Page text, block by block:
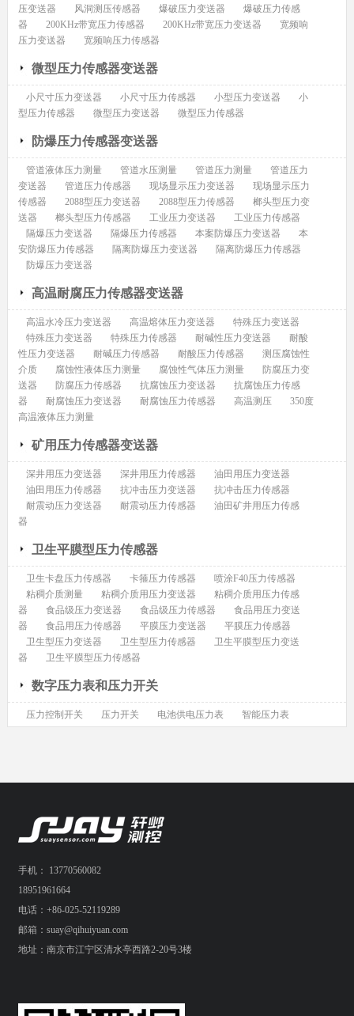
压变送器
风洞测压传感器 爆破压力变送器
爆破压力传感
器
200KHz带宽压力传感器 200KHz带宽压力变送器
宽频响
压力变送器
宽频响压力传感器
微型压力传感器变送器
小尺寸压力变送器 小尺寸压力传感器 小型压力变送器
小
型压力传感器
微型压力变送器 微型压力传感器
防爆压力传感器变送器
管道液体压力测量 管道水压测量 管道压力测量
管道压力
变送器
管道压力传感器 现场显示压力变送器
现场显示压力
传感器
2088型压力变送器 2088型压力传感器
榔头型压力变
送器
榔头型压力传感器 工业压力变送器
工业压力传感器
隔爆压力变送器
隔爆压力传感器 本案防爆压力变送器
本
安防爆压力传感器
隔离防爆压力变送器
隔离防爆压力传感器
防爆压力变送器
高温耐腐压力传感器变送器
高温水冷压力变送器 高温熔体压力变送器
特殊压力变送器
特殊压力变送器
特殊压力传感器 耐碱性压力变送器
耐酸
性压力变送器
耐碱压力传感器 耐酸压力传感器
测压腐蚀性
介质
腐蚀性液体压力测量 腐蚀性气体压力测量
防腐压力变
送器
防腐压力传感器 抗腐蚀压力变送器
抗腐蚀压力传感
器
耐腐蚀压力变送器 耐腐蚀压力传感器 高温测压
350度
高温液体压力测量
矿用压力传感器变送器
深井用压力变送器 深井用压力传感器
油田用压力变送器
油田用压力传感器
抗冲击压力变送器
抗冲击压力传感器
耐震动压力变送器
耐震动压力传感器
油田矿井用压力传感
器
卫生平膜型压力传感器
卫生卡盘压力传感器 卡箍压力传感器
喷涂F40压力传感器
粘稠介质测量
粘稠介质用压力变送器
粘稠介质用压力传感
器
食品级压力变送器 食品级压力传感器
食品用压力变送
器
食品用压力传感器 平膜压力变送器
平膜压力传感器
卫生型压力变送器
卫生型压力传感器
卫生平膜型压力变送
器
卫生平膜型压力传感器
数字压力表和压力开关
压力控制开关 压力开关 电池供电压力表 智能压力表
手机： 13770560082
18951961664
电话：+86-025-52119289
邮箱：suay@qihuiyuan.com
地址：南京市江宁区清水亭西路2-20号3楼